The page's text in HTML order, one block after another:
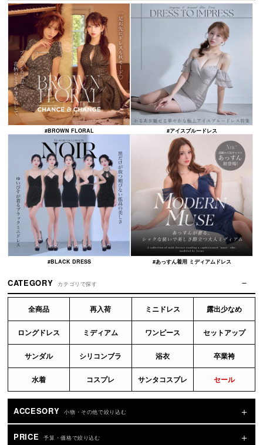
#BROWN FLORAL #アイスブルードレス
#BLACK DRESS #あっすん着用 ミディアムドレス
CATEGORY カテゴリで探す
全商品 再入荷 ミニドレス 露出少なめ
ロングドレス ミディアム ワンピース セットアップ
サンダル シリコンブラ 浴衣 卒業袴
水着 コスプレ サンタコスプレ セール
ACCESORY 小物・その他で絞り込む
PRICE 予算・価格で絞り込む